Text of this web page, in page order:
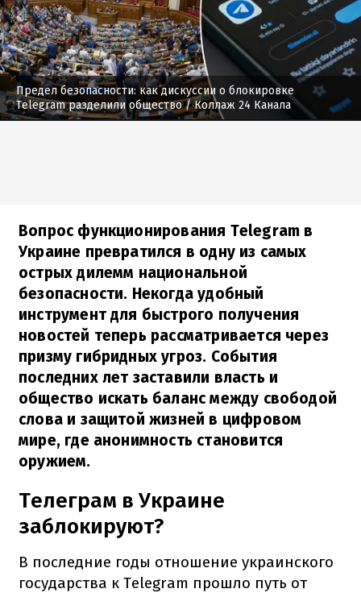
Предел безопасности: как дискуссии о блокировке
Telegram разделили общество/ Коллаж 24 Канала
Вопрос функционирования Telegram в
Украине превратился в одну из самых
острых дилемм национальной
безопасности. Некогда удобный
инструмент для быстрого получения
новостей теперь рассматривается через
призму гибридных угроз. События
последних лет заставили власть и
общество искать баланс между свободой
слова и защитой жизней в цифровом
мире, где анонимность становится
оружием.
Телеграм в Украине
заблокируют?
В последние годы отношение украинского
государства к Telegram прошло путь от